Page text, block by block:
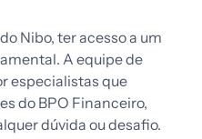
Nibo, ter acesso a um
A equipe de
especialistas que
do BPO Financeiro,
dúvida ou desafio.